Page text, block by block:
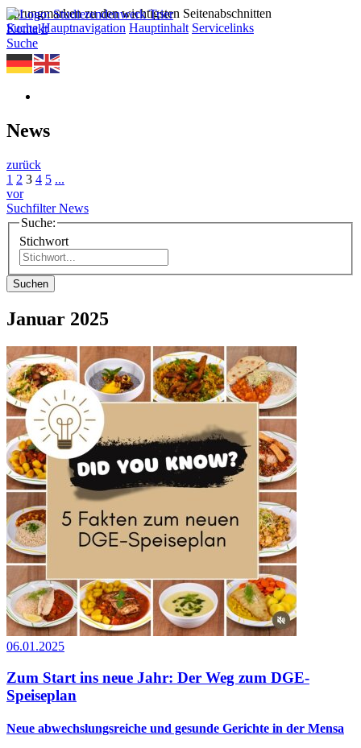
Sprungmarken zu den wichtigsten Seitenabschnitten
Suche Hauptnavigation Hauptinhalt Servicelinks
Kontakt
Suche
News
zurück
1 2 3 4 5 ...
vor
Suchfilter News
Suche:
Stichwort
Suchen
Januar 2025
06.01.2025
Zum Start ins neue Jahr: Der Weg zum DGE-
Speiseplan
Neue abwechslungsreiche und gesunde Gerichte in der Mensa